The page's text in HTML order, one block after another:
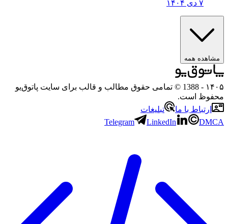
۷ دی ۱۴۰۴
مشاهده همه
۱۴۰۵
- 1388 © تمامی حقوق مطالب و قالب برای سایت پاتوق‌یو
محفوظ است.
ارتباط با ما
تبلیغات
Telegram
LinkedIn DMCA